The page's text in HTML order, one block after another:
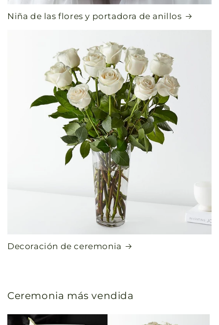
Niña de las flores y portadora de anillos
Decoración de ceremonia
Ceremonia más vendida